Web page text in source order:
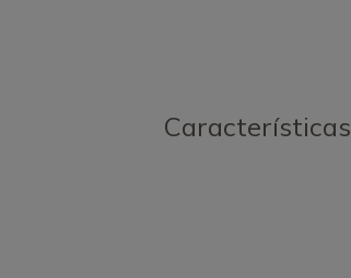
Características